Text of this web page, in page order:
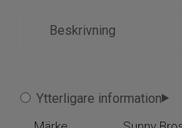
Beskrivning
bubbelmaskin för
Ytterligare information